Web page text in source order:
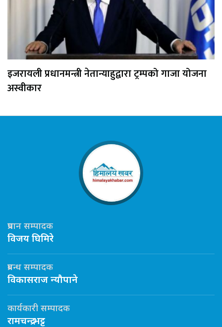
इजरायली प्रधानमन्त्री नेतान्याहुद्वारा ट्रम्पको गाजा योजना
अस्वीकार
प्रधान सम्पादक
विजय घिमिरे
प्रबन्ध सम्पादक
विकासराज न्यौपाने
कार्यकारी सम्पादक
रामचन्द्र भट्ट